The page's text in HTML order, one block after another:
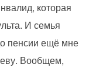
которая
И семья
пенсии ещё мне
Вообщем,